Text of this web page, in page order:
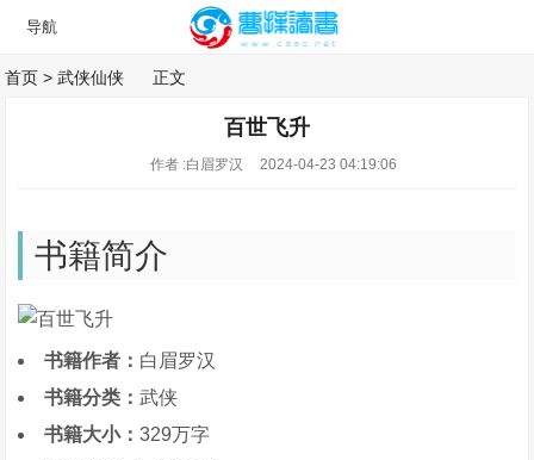
首页 >武侠仙侠 正文
百世飞升
作者 :白眉罗汉 2024-04-23 04:19:06
书籍简介
书籍作者： 白眉罗汉
书籍分类：武侠
书籍大小：329万字